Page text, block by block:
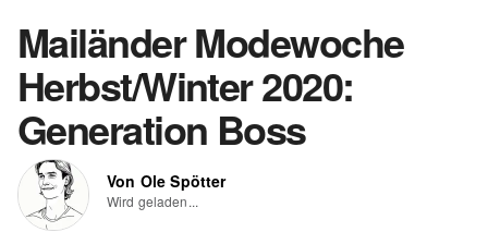
Mailänder Modewoche
Herbst/Winter 2020:
Generation Boss
Von Ole Spötter
Wird geladen...